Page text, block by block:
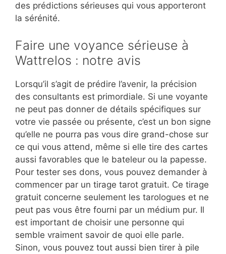
des prédictions sérieuses qui vous apporteront
la sérénité.
Faire une voyance sérieuse à
Wattrelos : notre avis
Lorsqu’il s’agit de prédire l’avenir, la précision
des consultants est primordiale. Si une voyante
ne peut pas donner de détails spécifiques sur
votre vie passée ou présente, c’est un bon signe
qu’elle ne pourra pas vous dire grand-chose sur
ce qui vous attend, même si elle tire des cartes
aussi favorables que le bateleur ou la papesse.
Pour tester ses dons, vous pouvez demander à
commencer par un tirage tarot gratuit. Ce tirage
gratuit concerne seulement les tarologues et ne
peut pas vous être fourni par un médium pur. Il
est important de choisir une personne qui
semble vraiment savoir de quoi elle parle.
Sinon, vous pouvez tout aussi bien tirer à pile